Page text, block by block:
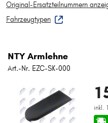
Original-Ersatzteilnummern
Fahrzeugtypen
NTY Armlehne
Art.-Nr. EZC-SK-000
inkl.